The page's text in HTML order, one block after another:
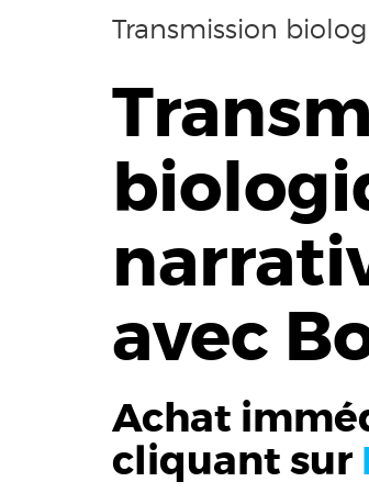
Transmission
avec
Achat
cliquant sur